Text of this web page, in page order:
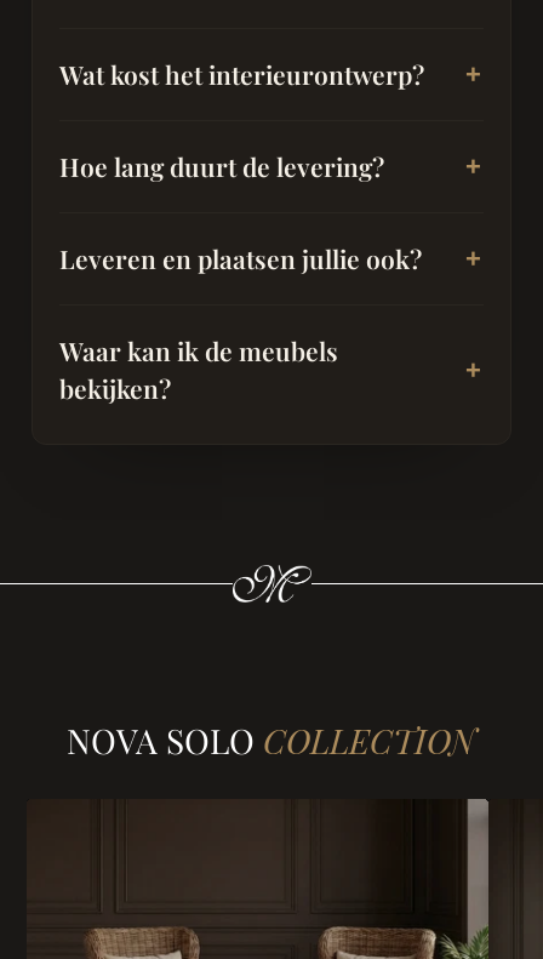
Wat kost het interieurontwerp?
Hoe lang duurt de levering?
Leveren en plaatsen jullie ook?
Waar kan ik de meubels
bekijken?
NOVA SOLO COLLECTION